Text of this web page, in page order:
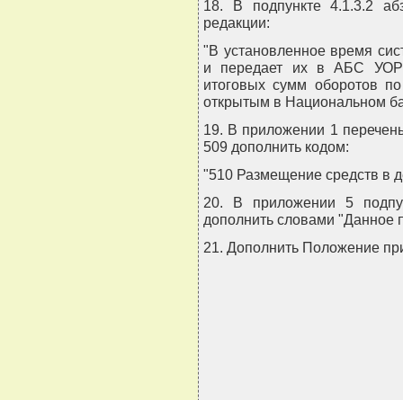
18. В подпункте 4.1.3.2
редакции:
"В установленное время
и передает их в АБС УОР
итоговых сумм оборотов по
открытым в Национальном
19. В приложении 1
509 дополнить кодом:
"510 Размещение средств в
20. В приложении 5
дополнить словами "Данное
21. Дополнить Положение